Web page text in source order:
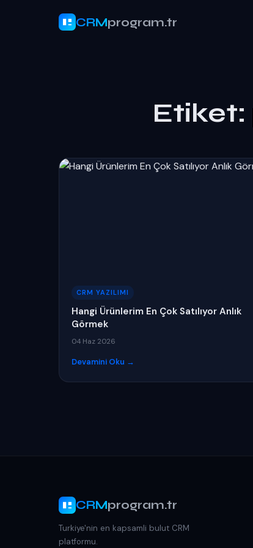
CRMprogram.tr
Etiket:
CRM YAZILIMI
Hangi Ürünlerim En Çok Satılıyor Anlık
Görmek
04 Haz 2026
Devamini Oku →
CRMprogram.tr
Turkiye'nin en kapsamli bulut CRM
platformu.